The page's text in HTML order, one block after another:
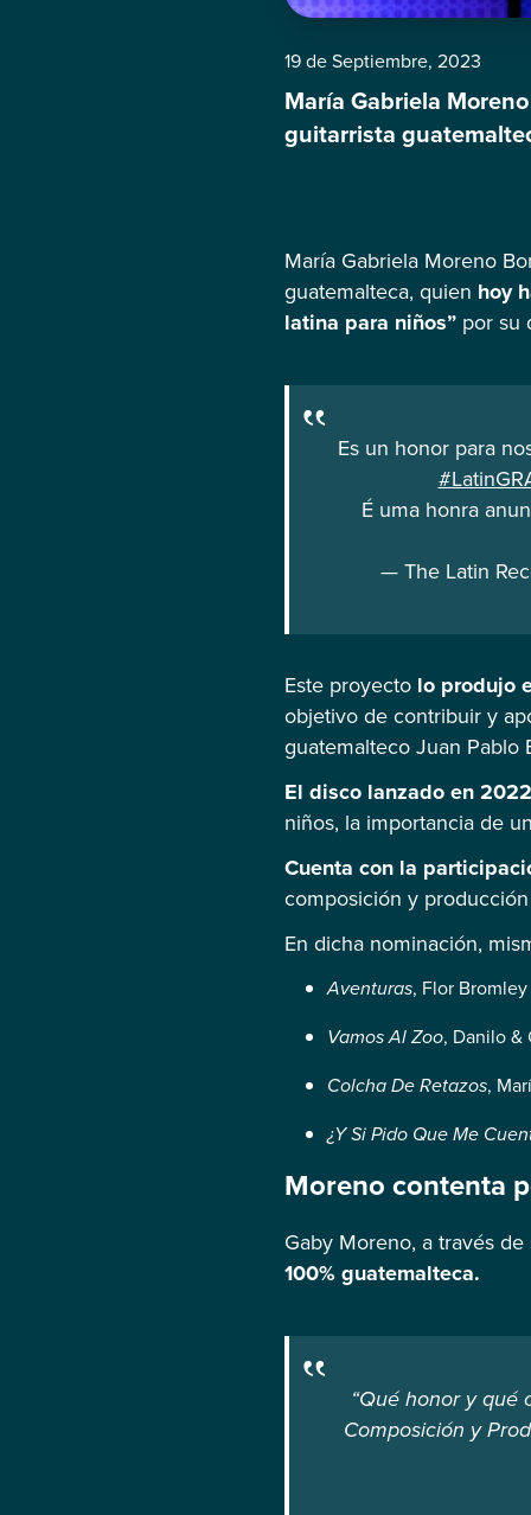
19 de Septiembre, 2023
María Gabriela
guitarrista
María Gabriela Moreno
guatemalteca, quien hoy
latina para niños” por su
Es un honor para
É uma honra
— The Latin
Este proyecto lo produjo
objetivo de contribuir y
guatemalteco Juan Pablo
El disco lanzado en
niños, la importancia de
Cuenta con la
composición y
En dicha nominación,
Aventuras, Flor Bromley
Vamos Al Zoo, Danilo &
Colcha De Retazos,
¿Y Si Pido Que Me
Moreno contenta
Gaby Moreno, a través de
100% guatemalteca.
“Qué honor y qué
Composición y